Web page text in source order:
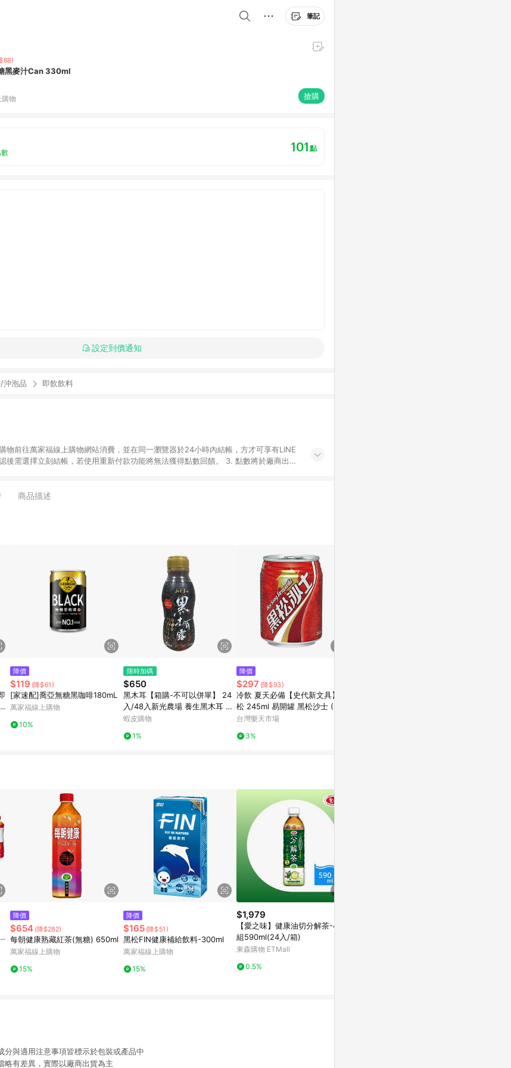
筆記
黑麥汁Can 330ml
物 搶購
101點
設定到價通知
沖泡品 即飲飲料
物前往萬家福線上購物網站消費，並在同一瀏覽器於24小時內結帳，方才可享有LINE
後需選擇立刻結帳，若使用重新付款功能將無法獲得點數回饋。 3. 點數將於廠商出貨
達盛通生活事業股份有限公司方進行訂單資格確認。 康達盛通線上購物希望提供簡
商品描述
降價
$119 (降$61)
[家速配]喬亞無糖黑咖啡180mL
萬家福線上購物
10%
限時加碼
$650
黑木耳【箱購-不可以併單】 24
入/48入新光農場 養生黑木耳 禮
盒 銀耳 黑木耳飲 送禮 A99
蝦皮購物
1%
降價
$297 (降$93)
冷飲 夏天必備【史代新文具】黑
松 245ml 易開罐 黑松沙士 (1箱2
4瓶)
台灣樂天市場
3%
降價
$654 (降$282)
每朝健康熟藏紅茶(無糖) 650ml
萬家福線上購物
15%
降價
$165 (降$51)
黑松FIN健康補給飲料-300ml
萬家福線上購物
15%
$1,979
【愛之味】健康油切分解茶-4箱
組590ml(24入/箱)
東森購物 ETMall
0.5%
分與適用注意事項皆標示於包裝或產品中
略有差異，實際以廠商出貨為主